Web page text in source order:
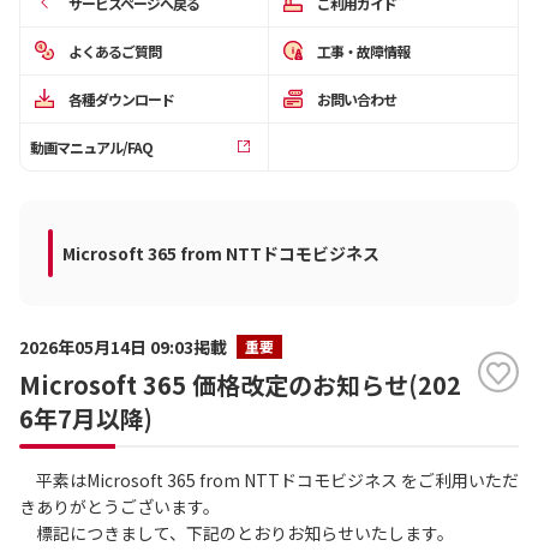
お知らせ サポートサイトの使い方
OCNのお客さまはこちら
工事・故障情報通知サー
よくあるご質問 工事・故障情報
各種ダウンロード お問い合わせ
動画マニュアル/FAQ
Microsoft 365 from NTTドコモビジネス
2026年05月14日 09:03掲載 重要
Microsoft 365 価格改定のお知らせ(202
6年7月以降)
平素はMicrosoft 365 from NTTドコモビジネス をご利用いただ
きありがとうございます。
標記につきまして、下記のとおりお知らせいたします。